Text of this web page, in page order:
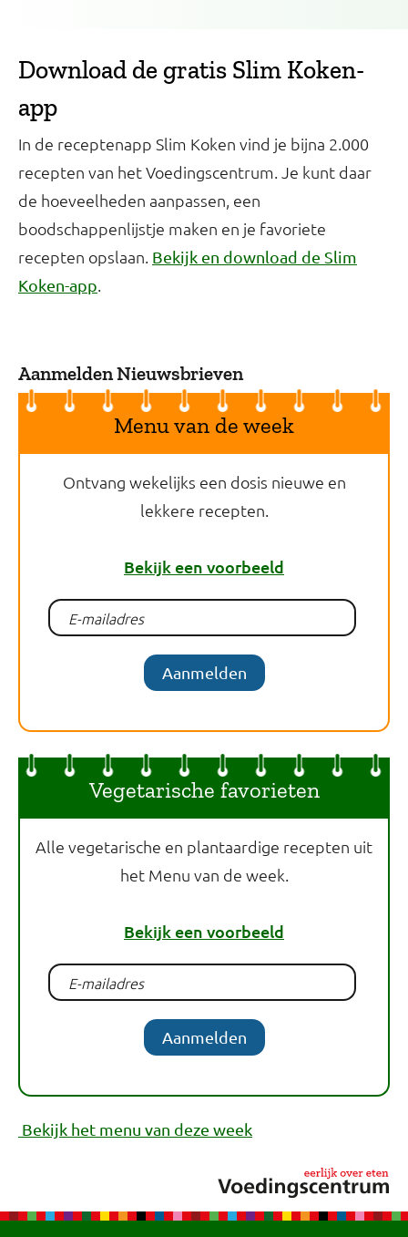
Download de gratis Slim Koken-
app
In de receptenapp Slim Koken vind je bijna 2.000
recepten van het Voedingscentrum. Je kunt daar
de hoeveelheden aanpassen, een
boodschappenlijstje maken en je favoriete
recepten opslaan. Bekijk en download de Slim
Koken-app.
Aanmelden Nieuwsbrieven
Menu van de week
Ontvang wekelijks een dosis nieuwe en
lekkere recepten.
Bekijk een voorbeeld
Aanmelden
Vegetarische favorieten
Alle vegetarische en plantaardige recepten uit
het Menu van de week.
Bekijk een voorbeeld
Aanmelden
Bekijk het menu van deze week